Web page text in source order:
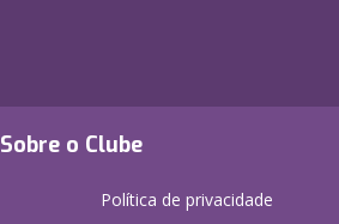
Sobre o Clube
Política de privacidade